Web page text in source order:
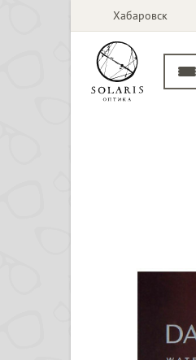
Хабаровск